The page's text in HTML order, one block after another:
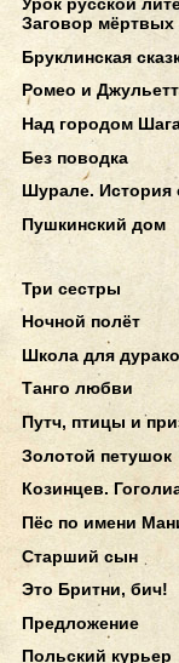
Заговор мёртвых
Бруклинская
Ромео и
Над городом
Без поводка
Шурале. История
Пушкинский дом
Три сестры
Ночной полёт
Школа для
Танго любви
Путч, птицы и
Золотой петушок
Козинцев.
Пёс по имени
Старший сын
Это Бритни, бич!
Предложение
Польский курьер